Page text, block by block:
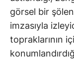
görsel bir
imzasıyla
topraklarının